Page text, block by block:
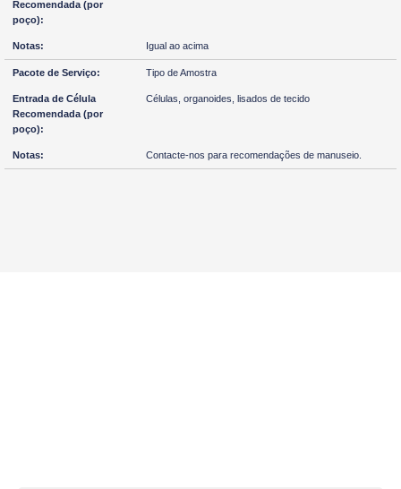
Igual ao acima
Tipo de Amostra
Células, organoides, lisados de tecido
Contacte-nos para recomendações de manuseio.